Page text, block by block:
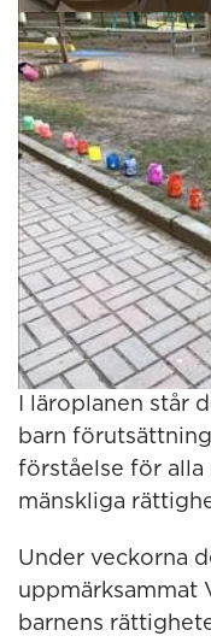
I läroplanen står
barn
förståelse för alla
mänskliga
Under veckorna
uppmärksammat
barnens